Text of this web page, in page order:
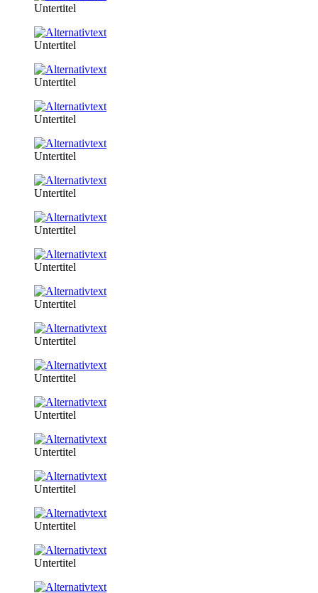
Untertitel
Untertitel
Untertitel
Untertitel
Untertitel
Untertitel
Untertitel
Untertitel
Untertitel
Untertitel
Untertitel
Untertitel
Untertitel
Untertitel
Untertitel
Untertitel